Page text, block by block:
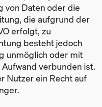
von Daten oder die
die aufgrund der
erfolgt, zu
besteht jedoch
unmöglich oder mit
verbunden ist.
Nutzer ein Recht auf